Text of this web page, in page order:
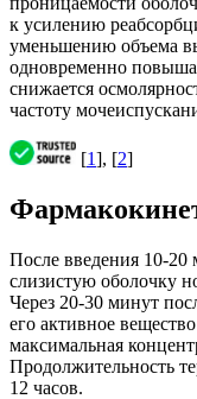
к усилению
уменьшению объема
одновременно
снижается
частоту
[1], [2]
После введения 10-20
слизистую оболочку
Через 20-30 минут
его активное
максимальная
Продолжительность
12 часов.